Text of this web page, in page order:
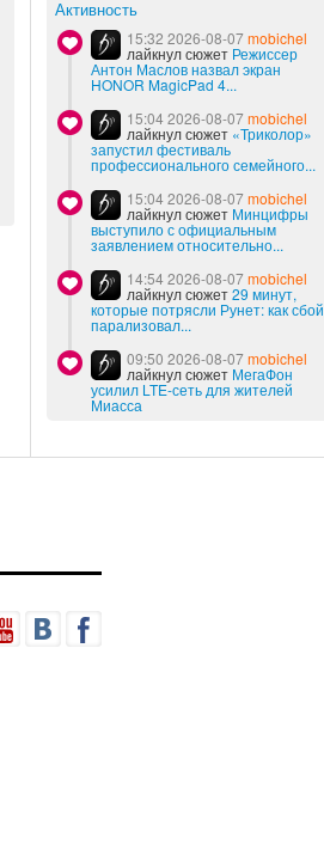
Активность
15:32 2026-08-07mobichel
лайкнул сюжет Режиссер
Антон Маслов назвал экран
HONOR MagicPad 4...
15:04 2026-08-07mobichel
лайкнул сюжет «Триколор»
запустил фестиваль
профессионального семейного...
15:04 2026-08-07mobichel
лайкнул сюжет Минцифры
выступило с официальным
заявлением относительно...
14:54 2026-08-07mobichel
лайкнул сюжет29 минут,
которые потрясли Рунет: как сбой
парализовал...
09:50 2026-08-07mobichel
лайкнул сюжет МегаФон
усилил LTE-сеть для жителей
Миасса